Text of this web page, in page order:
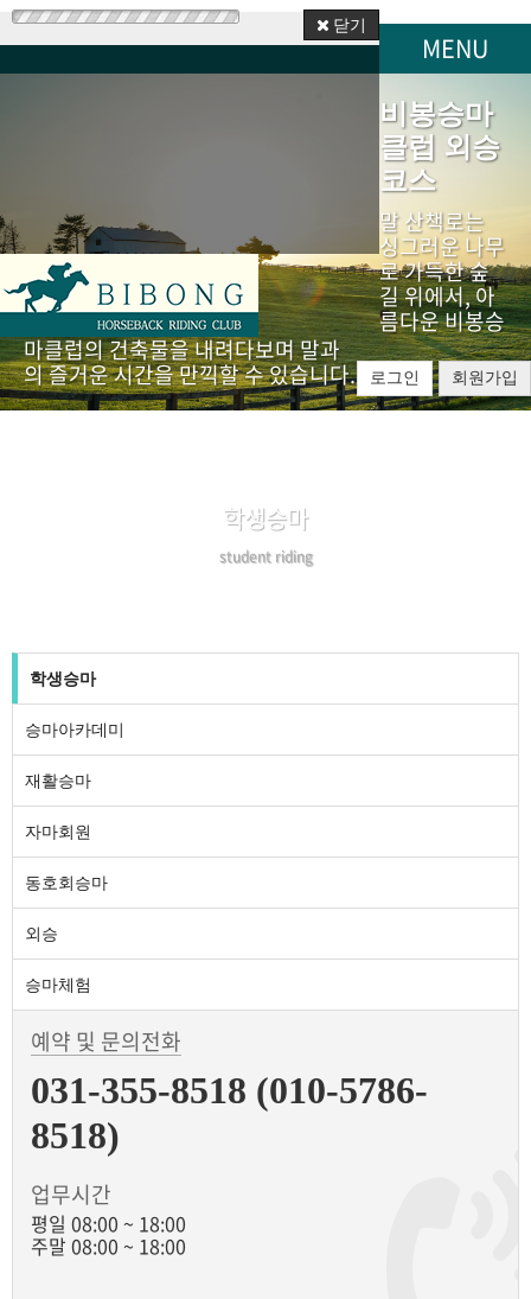
닫기
로그인 회원가입
MENU
비봉승마
클럽 외승
코스
말 산책로는
싱그러운 나무
로 가득한 숲
길 위에서, 아
름다운 비봉승
마클럽의 건축물을 내려다보며 말과
의 즐거운 시간을 만끽할 수 있습니다.
학생승마
student riding
학생승마
승마아카데미
재활승마
자마회원
동호회승마
외승
승마체험
예약 및 문의전화
031-355-8518 (010-5786-
8518)
업무시간
평일 08:00 ~ 18:00
주말 08:00 ~ 18:00